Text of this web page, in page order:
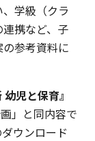
学級（クラ
携など、子
参考資料に
幼児と保育』
」と同内容で
ウンロード